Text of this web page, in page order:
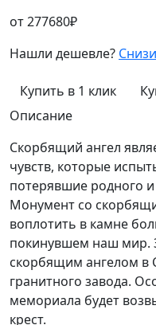
от277680₽
Нашли дешевле?
Купить в 1 клик
Описание
Скорбящий ангел
чувств, которые
потерявшие родного и
Монумент со
воплотить в камне
покинувшем наш мир.
скорбящим ангелом в
гранитного завода.
мемориала будет
крест.